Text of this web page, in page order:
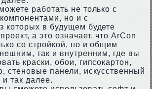
работать не только с
но и с
которых в будущем будете
а это означает, что ArCon
со стройкой, но и общим
так и внутренним, где вы
краски, обои, гипсокартон,
стеновые панели, искусственный
так далее.